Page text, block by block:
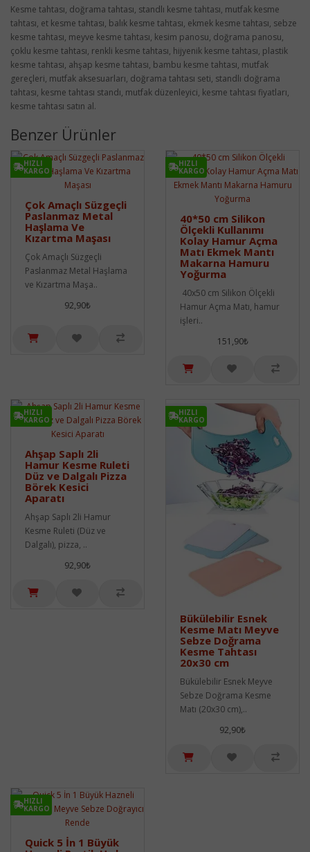
Kesme tahtası, doğrama tahtası, standlı kesme tahtası, mutfak kesme
tahtası, et kesme tahtası, balık kesme tahtası, ekmek kesme tahtası, sebze
kesme tahtası, meyve kesme tahtası, kesim panosu, doğrama panosu,
çoklu kesme tahtası, renkli kesme tahtası, hijyenik kesme tahtası, plastik
kesme tahtası, ahşap kesme tahtası, bambu kesme tahtası, mutfak
gereçleri, mutfak aksesuarları, doğrama tahtası seti, standlı doğrama
tahtası, kesme tahtası standı, mutfak düzenleyici, kesme tahtası fiyatları,
kesme tahtası satın al.
Benzer Ürünler
HIZLI
KARGO
Çok Amaçlı Süzgeçli
Paslanmaz Metal
Haşlama Ve
Kızartma Maşası
Çok Amaçlı Süzgeçli
Paslanmaz Metal Haşlama
ve Kızartma Maşa..
92,90₺
HIZLI
KARGO
40*50 cm Silikon
Ölçekli Kullanımı
Kolay Hamur Açma
Matı Ekmek Mantı
Makarna Hamuru
Yoğurma
40x50 cm Silikon Ölçekli
Hamur Açma Matı, hamur
işleri..
151,90₺
HIZLI
KARGO
Ahşap Saplı 2li
Hamur Kesme Ruleti
Düz ve Dalgalı Pizza
Börek Kesici
Aparatı
Ahşap Saplı 2li Hamur
Kesme Ruleti (Düz ve
Dalgalı), pizza, ..
92,90₺
HIZLI
KARGO
Bükülebilir Esnek
Kesme Matı Meyve
Sebze Doğrama
Kesme Tahtası
20x30 cm
Bükülebilir Esnek Meyve
Sebze Doğrama Kesme
Matı (20x30 cm),..
92,90₺
HIZLI
KARGO
Quick 5 İn 1 Büyük